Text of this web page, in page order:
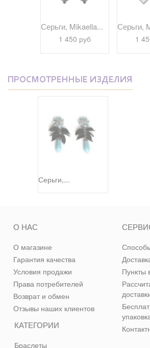
Серьги, Mikaella...
1 450 руб
Серьги,
1
ПРОСМОТРЕННЫЕ ИЗДЕЛИЯ
Серьги,...
КАТЕГОРИИ
Браслеты
О НАС
О магазине
Гарантия качества
Условия продажи
Права потребителей
Возврат и обмен
Отзывы наших клиентов
Пункты